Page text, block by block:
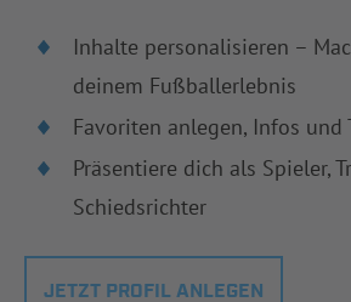
Inhalte personalisieren –
deinem Fußballerlebnis
Favoriten anlegen, Infos und
Präsentiere dich als Spieler,
Schiedsrichter
JETZT PROFIL ANLEGEN